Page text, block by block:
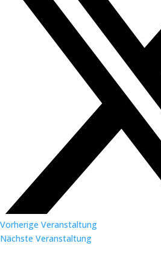
Vorherige Veranstaltung
Nächste Veranstaltung